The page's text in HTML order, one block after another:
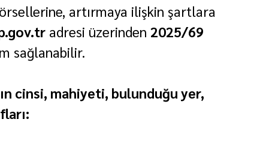
artırmaya ilişkin şartlara
adresi üzerinden 2025/69
sağlanabilir.
cinsi, mahiyeti, bulunduğu yer,